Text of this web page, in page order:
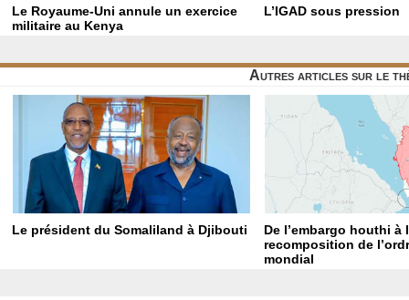
Le Royaume-Uni annule un exercice
militaire au Kenya
L’IGAD sous pression
Autres articles sur le
Le président du Somaliland à Djibouti
De l’embargo houthi à
recomposition de
mondial